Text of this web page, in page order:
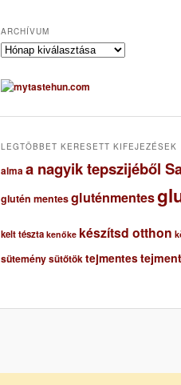
ARCHÍVUM
A
c
h
uLEGTÖBBET KERESETT KIFEJEZÉSEK
almaa nagyik tepszijéből
glutén mentesgluténmentes
kelt tészta kenőke készítsd otthon
süteménysütőtöktejmentes